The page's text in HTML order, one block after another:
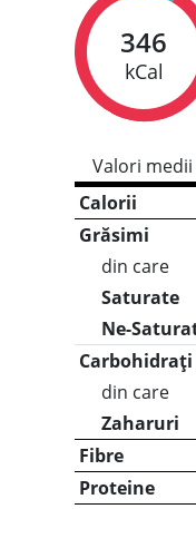
346
kCal
Valori
Calorii
Grăsimi
din care
Saturate
Ne-
Carbohidrați
din care
Zaharuri
Fibre
Proteine